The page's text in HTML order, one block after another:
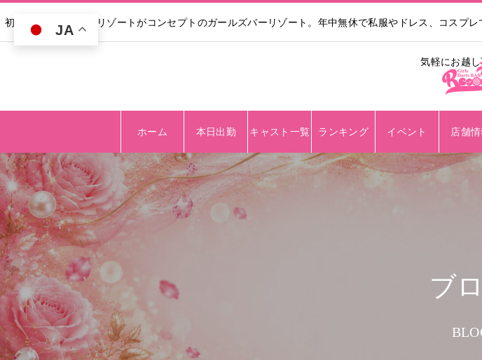
初回30分無料｜高級リゾートがコンセプトのガールズバーリゾート。年中無休で私服やドレス、コスプ
気軽にお越し
ホーム 本日出勤 キャスト一覧 ランキング イベント 店舗
ブ
JA